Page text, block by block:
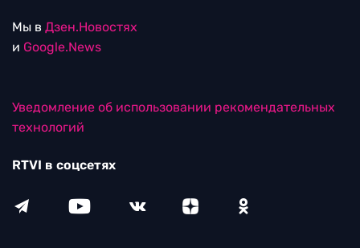
Мы в Дзен.Новостях
и Google.News
Уведомление об использовании рекомендательных
технологий
RTVI в соцсетях